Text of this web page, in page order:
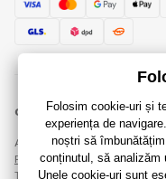
© 2018 - 2026
Această pagină este
Regulile de protecție a
Termeni și condiții.